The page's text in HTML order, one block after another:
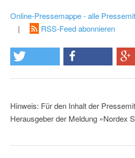
Online-Pressemappe - alle
|
RSS-Feed abonnieren
Hinweis: Für den Inhalt der
Herausgeber der Meldung »Nordex